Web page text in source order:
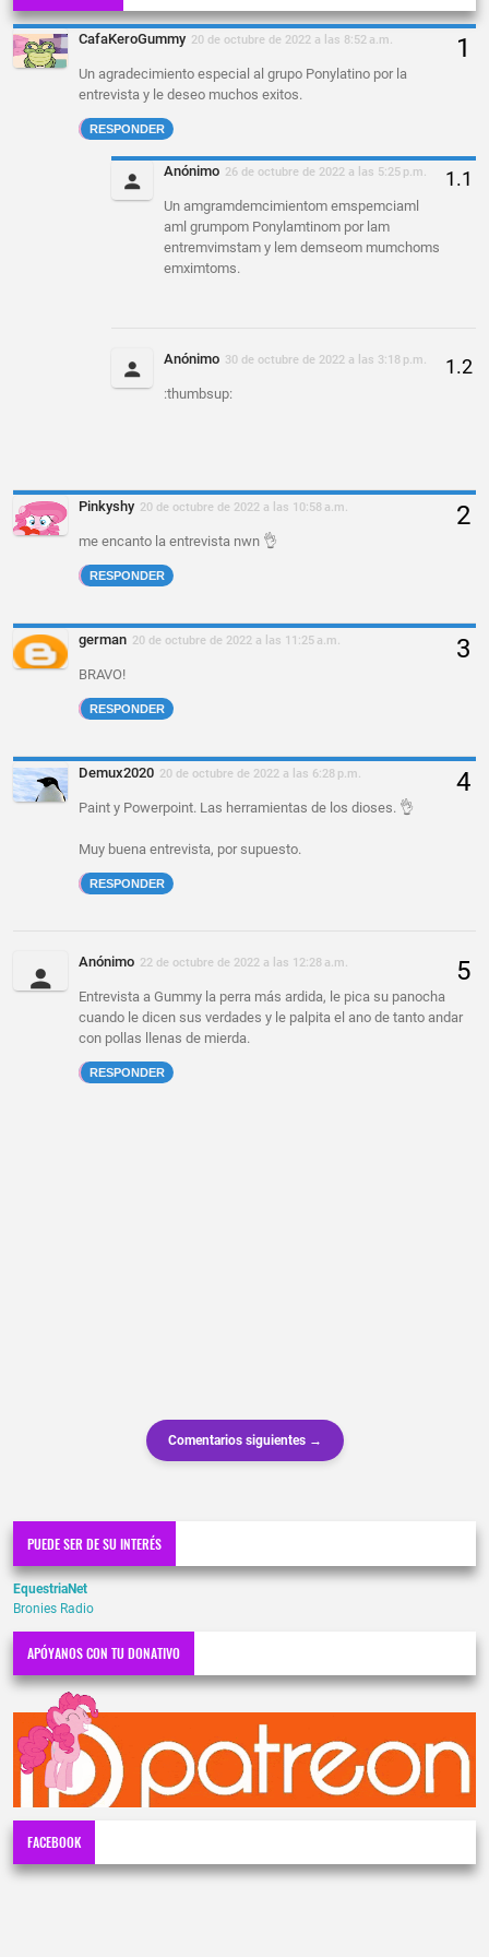
CafaKeroGummy 20 de octubre de 2022 a las 8:52 a.m.
Un agradecimiento especial al grupo Ponylatino por la
entrevista y le deseo muchos exitos.
RESPONDER
Anónimo 26 de octubre de 2022 a las 5:25 p.m.
Un amgramdemcimientom emspemciaml
aml grumpom Ponylamtinom por lam
entremvimstam y lem demseom mumchoms
emximtoms.
Anónimo 30 de octubre de 2022 a las 3:18 p.m.
:thumbsup:
Pinkyshy 20 de octubre de 2022 a las 10:58 a.m.
me encanto la entrevista nwn 👌
RESPONDER
german 20 de octubre de 2022 a las 11:25 a.m.
BRAVO!
RESPONDER
Demux2020 20 de octubre de 2022 a las 6:28 p.m.
Paint y Powerpoint. Las herramientas de los dioses. 👌
Muy buena entrevista, por supuesto.
RESPONDER
Anónimo 22 de octubre de 2022 a las 12:28 a.m.
Entrevista a Gummy la perra más ardida, le pica su panocha
cuando le dicen sus verdades y le palpita el ano de tanto andar
con pollas llenas de mierda.
RESPONDER
Comentarios siguientes →
PUEDE SER DE SU INTERÉS
EquestriaNet
Bronies Radio
APÓYANOS CON TU DONATIVO
FACEBOOK